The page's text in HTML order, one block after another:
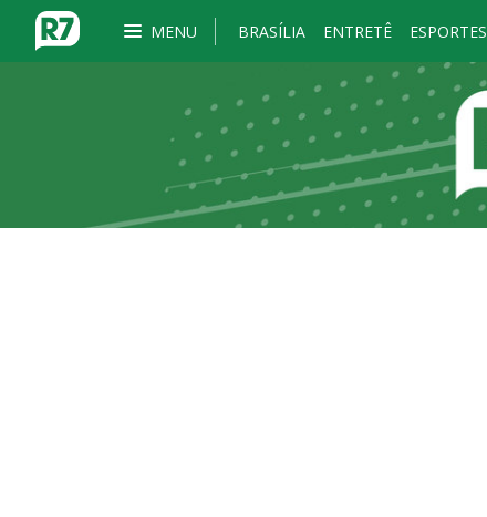
MENU BRASÍLIA ENTRETÊ ESPORTES